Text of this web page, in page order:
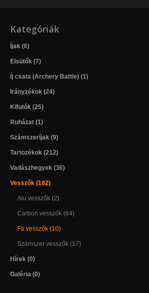
Kategóriák
Íjak (6)
Elsütők (7)
Íj csata (Archery Battle) (1)
Irányzékok (24)
Kifutók (25)
Ruházat (1)
Számszeríjak (9)
Tartozékok (212)
Vadászhegyek (36)
Vesszők (182)
Alu vesszők (2)
Carbon vesszők (64)
Fa vesszők (10)
Számszer vesszők (17)
Hírek (0)
Galéria (0)